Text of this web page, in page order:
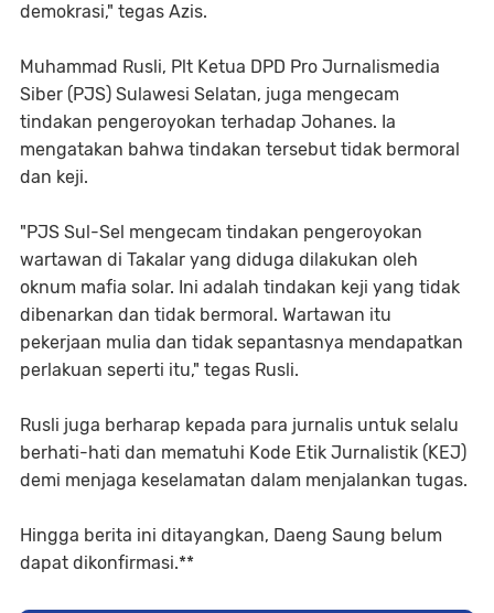
demokrasi," tegas Azis.
Muhammad Rusli, Plt Ketua DPD Pro Jurnalismedia
Siber (PJS) Sulawesi Selatan, juga mengecam
tindakan pengeroyokan terhadap Johanes. Ia
mengatakan bahwa tindakan tersebut tidak bermoral
dan keji.
"PJS Sul-Sel mengecam tindakan pengeroyokan
wartawan di Takalar yang diduga dilakukan oleh
oknum mafia solar. Ini adalah tindakan keji yang tidak
dibenarkan dan tidak bermoral. Wartawan itu
pekerjaan mulia dan tidak sepantasnya mendapatkan
perlakuan seperti itu," tegas Rusli.
Rusli juga berharap kepada para jurnalis untuk selalu
berhati-hati dan mematuhi Kode Etik Jurnalistik (KEJ)
demi menjaga keselamatan dalam menjalankan tugas.
Hingga berita ini ditayangkan, Daeng Saung belum
dapat dikonfirmasi.**